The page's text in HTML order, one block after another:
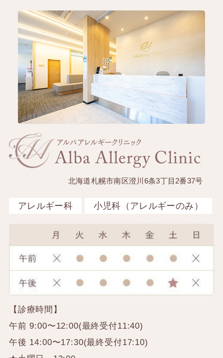
北海道札幌市南区澄川6条3丁目2番37号
アレルギー科 小児科（アレルギーのみ）
【診療時間】
午前 9:00〜12:00(最終受付11:40)
午後 14:00〜17:30(最終受付17:10)